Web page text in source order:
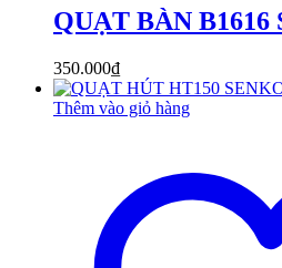
QUẠT BÀN B1616
350.000₫
Thêm vào giỏ hàng